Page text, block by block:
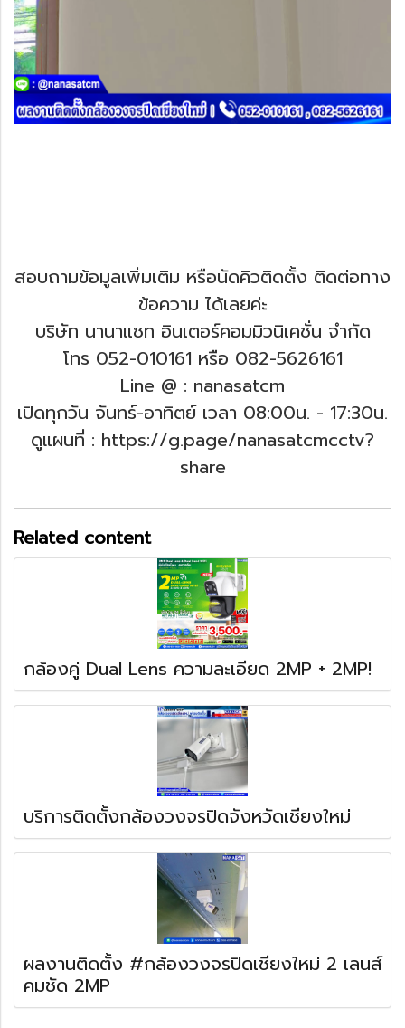
สอบถามข้อมูลเพิ่มเติม หรือนัดคิวติดตั้ง ติดต่อทาง
ข้อความ ได้เลยค่ะ
บริษัท นานาแซท อินเตอร์คอมมิวนิเคชั่น จำกัด
โทร 052-010161 หรือ 082-5626161
Line @ : nanasatcm
เปิดทุกวัน จันทร์-อาทิตย์ เวลา 08:00น. - 17:30น.
ดูแผนที่ : https://g.page/nanasatcmcctv?
share
Related content
กล้องคู่ Dual Lens ความละเอียด 2MP + 2MP!
บริการติดตั้งกล้องวงจรปิดจังหวัดเชียงใหม่
ผลงานติดตั้ง #กล้องวงจรปิดเชียงใหม่ 2 เลนส์
คมชัด 2MP